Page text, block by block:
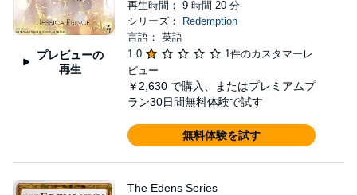
プレビューの
再生
再生時間： 9 時間 20 分
シリーズ：
Redemption
言語： 英語
1.0
1件のカスタマーレ
ビュー
￥2,630 で購入、またはプレミアムプ
ラン30日間無料体験で試す
無料体験を試す
The Edens Series